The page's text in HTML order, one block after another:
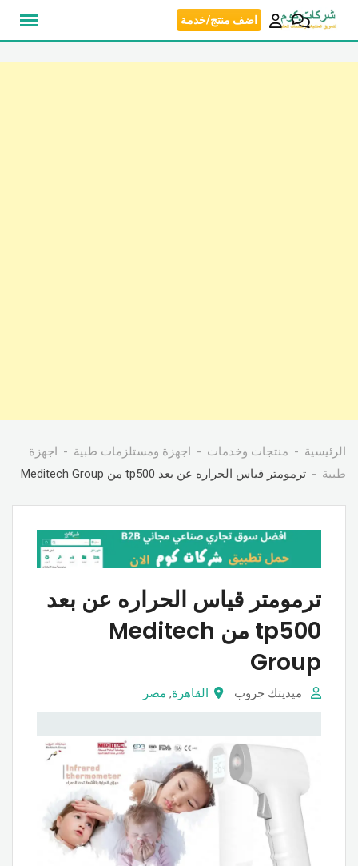
انتقل
اضف منتج/خدمة
الرئيسية منتجات وخدمات اجهزة ومستلزمات طبية
اجهزة
طبية
ترمومتر قياس الحراره عن بعد tp500 من Meditech Group
ترمومتر قياس الحراره عن بعد
tp500 من Meditech
Group
ميديتك جروب القاهرة, مصر